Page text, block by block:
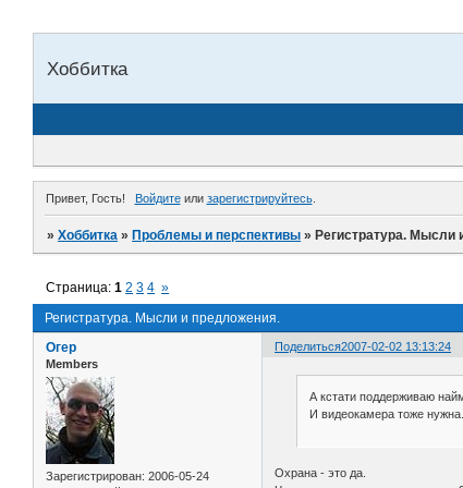
Хоббитка
Привет, Гость! Войдитеили зарегистрируйтесь.
»Хоббитка »Проблемы и перспективы »Регистратура. Мысли
Регистратура. Мысли и предложения.
Страница:1 2 3 4 »
Поделиться2007-02-02 13:13:24
Огер
Members
Зарегистрирован: 2006-05-24
А кстати поддерживаю
И видеокамера тоже
Охрана - это да.